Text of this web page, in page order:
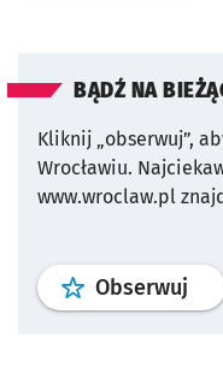
BĄDŹ NA
Kliknij „obserwuj”,
Wrocławiu.
www.wroclaw.pl
Obserwuj